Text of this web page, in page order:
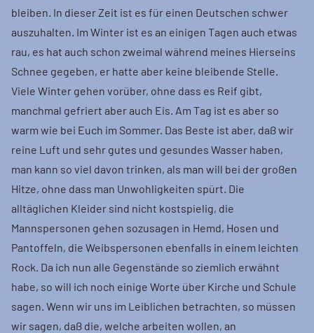
bleiben. In dieser Zeit ist es für einen Deutschen schwer
auszuhalten. Im Winter ist es an einigen Tagen auch etwas
rau, es hat auch schon zweimal während meines Hierseins
Schnee gegeben, er hatte aber keine bleibende Stelle.
Viele Winter gehen vorüber, ohne dass es Reif gibt,
manchmal gefriert aber auch Eis. Am Tag ist es aber so
warm wie bei Euch im Sommer. Das Beste ist aber, daß wir
reine Luft und sehr gutes und gesundes Wasser haben,
man kann so viel davon trinken, als man will bei der großen
Hitze, ohne dass man Unwohligkeiten spürt. Die
alltäglichen Kleider sind nicht kostspielig, die
Mannspersonen gehen sozusagen in Hemd, Hosen und
Pantoffeln, die Weibspersonen ebenfalls in einem leichten
Rock. Da ich nun alle Gegenstände so ziemlich erwähnt
habe, so will ich noch einige Worte über Kirche und Schule
sagen. Wenn wir uns im Leiblichen betrachten, so müssen
wir sagen, daß die, welche arbeiten wollen, an